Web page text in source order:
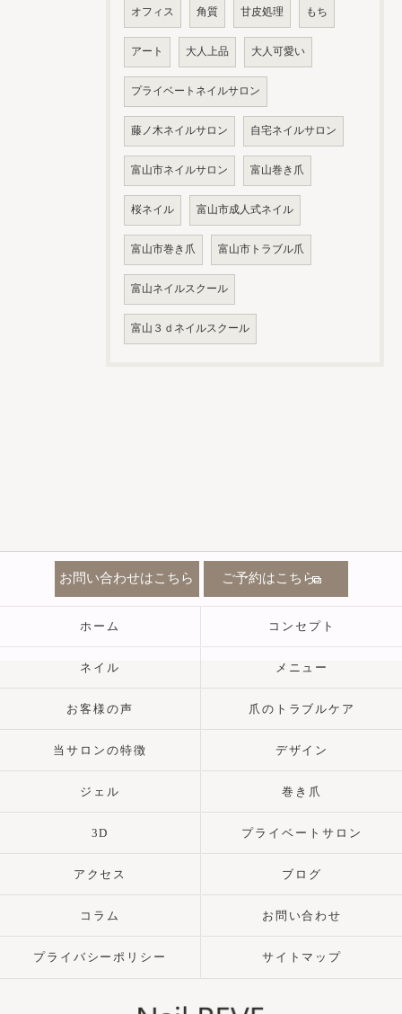
オフィス 角質 甘皮処理 もち
アート 大人上品 大人可愛い
プライベートネイルサロン
藤ノ木ネイルサロン 自宅ネイルサロン
富山市ネイルサロン 富山巻き爪
桜ネイル 富山市成人式ネイル
富山市巻き爪 富山市トラブル爪
富山ネイルスクール
富山３ｄネイルスクール
お問い合わせはこちら ご予約はこちら
ホーム コンセプト
ネイル メニュー
お客様の声 爪のトラブルケア
当サロンの特徴 デザイン
ジェル 巻き爪
3D プライベートサロン
アクセス ブログ
コラム お問い合わせ
プライバシーポリシー サイトマップ